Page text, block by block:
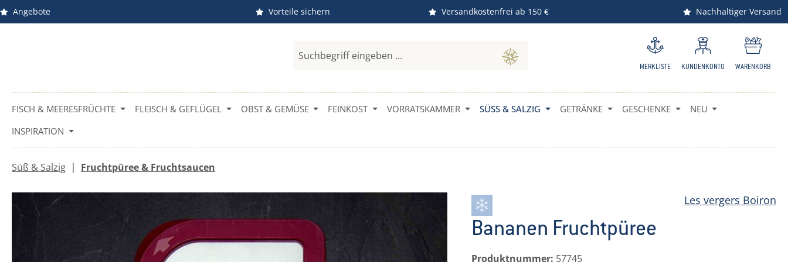
Hauptinhalt springen
Zur Suche springen
Zur Hauptnavigation springen
Angebote Vorteile sichern Versandkostenfrei ab 150 € Nachhaltiger Versand
MERKLISTE KUNDENKONTO WARENKORB
FISCH & MEERESFRÜCHTE FLEISCH & GEFLÜGEL OBST & GEMÜSE FEINKOST VORRATSKAMMER SÜSS & SALZIG GETRÄNKE GESCHENKE
NEU
INSPIRATION
Süß & Salzig | Fruchtpüree & Fruchtsaucen
Bildergalerie überspringen Les vergers Boiron
Bananen Fruchtpüree
Produktnummer: 57745